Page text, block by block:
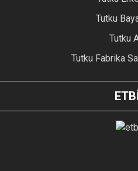
Tutku
Tutku
Tutku Fabrika